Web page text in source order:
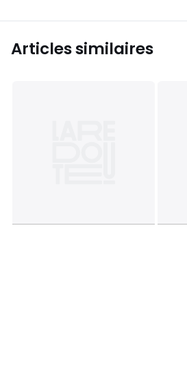
Articles similaires